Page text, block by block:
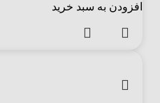
افزودن به سبد خرید